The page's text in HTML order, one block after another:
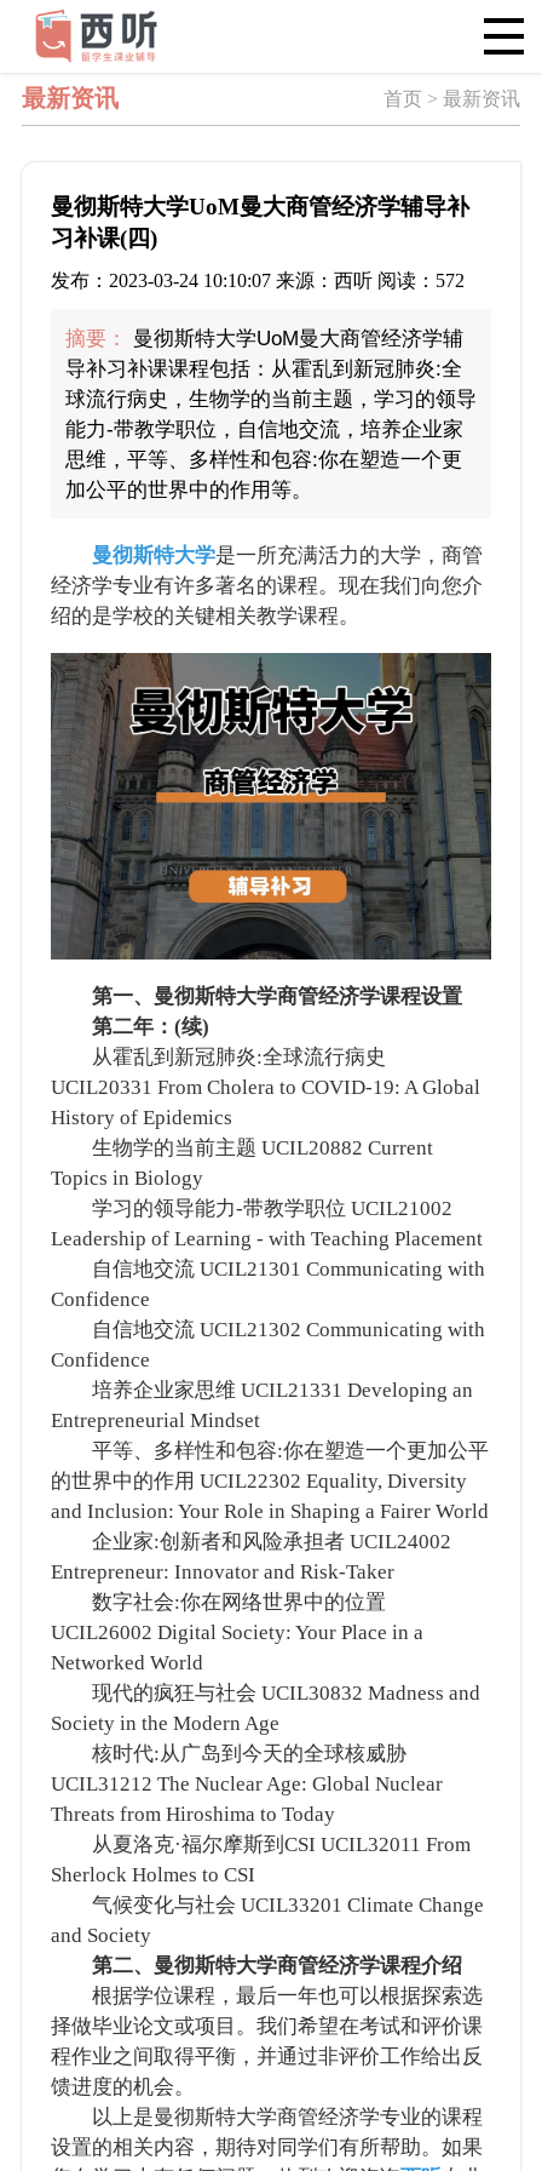
最新资讯 首页 > 最新资讯
曼彻斯特大学UoM曼大商管经济学辅导补
习补课(四)
发布：2023-03-24 10:10:07 来源：西听 阅读：572
摘要：
曼彻斯特大学UoM曼大商管经济学辅
导补习补课课程包括：从霍乱到新冠肺炎:全
球流行病史，生物学的当前主题，学习的领导
能力-带教学职位，自信地交流，培养企业家
思维，平等、多样性和包容:你在塑造一个更
加公平的世界中的作用等。
曼彻斯特大学是一所充满活力的大学，商管
经济学专业有许多著名的课程。现在我们向您介
绍的是学校的关键相关教学课程。
第一、曼彻斯特大学商管经济学课程设置
第二年：(续)
从霍乱到新冠肺炎:全球流行病史
UCIL20331 From Cholera to COVID-19: A Global
History of Epidemics
生物学的当前主题 UCIL20882 Current
Topics in Biology
学习的领导能力-带教学职位 UCIL21002
Leadership of Learning - with Teaching Placement
自信地交流 UCIL21301 Communicating with
Confidence
自信地交流 UCIL21302 Communicating with
Confidence
培养企业家思维 UCIL21331 Developing an
Entrepreneurial Mindset
平等、多样性和包容:你在塑造一个更加公平
的世界中的作用 UCIL22302 Equality, Diversity
and Inclusion: Your Role in Shaping a Fairer World
企业家:创新者和风险承担者 UCIL24002
Entrepreneur: Innovator and Risk-Taker
数字社会:你在网络世界中的位置
UCIL26002 Digital Society: Your Place in a
Networked World
现代的疯狂与社会 UCIL30832 Madness and
Society in the Modern Age
核时代:从广岛到今天的全球核威胁
UCIL31212 The Nuclear Age: Global Nuclear
Threats from Hiroshima to Today
从夏洛克·福尔摩斯到CSI UCIL32011 From
Sherlock Holmes to CSI
气候变化与社会 UCIL33201 Climate Change
and Society
第二、曼彻斯特大学商管经济学课程介绍
根据学位课程，最后一年也可以根据探索选
择做毕业论文或项目。我们希望在考试和评价课
程作业之间取得平衡，并通过非评价工作给出反
馈进度的机会。
以上是曼彻斯特大学商管经济学专业的课程
设置的相关内容，期待对同学们有所帮助。如果